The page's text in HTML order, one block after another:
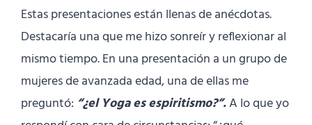
Estas presentaciones están llenas de anécdotas.
Destacaría una que me hizo sonreír y reflexionar al
mismo tiempo. En una presentación a un grupo de
mujeres de avanzada edad, una de ellas me
preguntó: “¿el Yoga es espiritismo?”.A lo que yo